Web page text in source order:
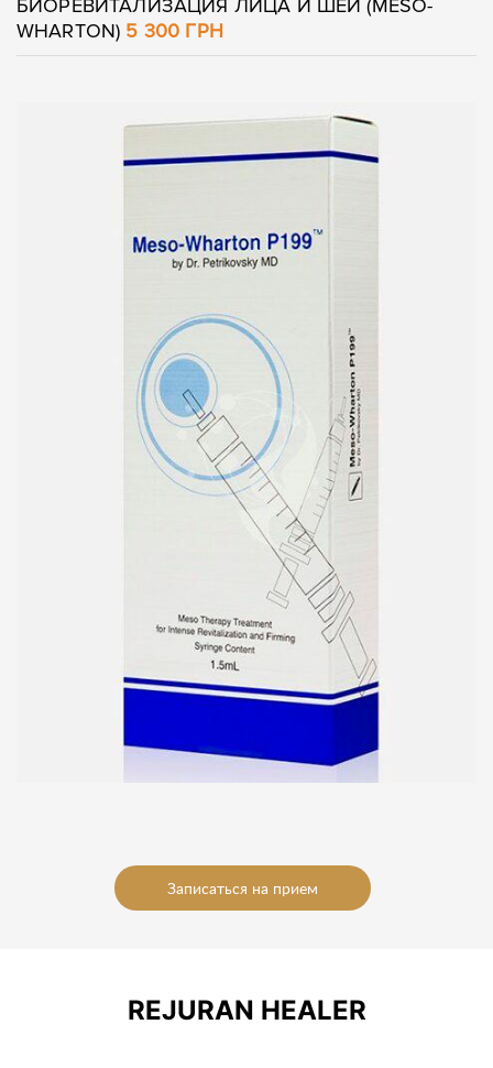
БИОРЕВИТАЛИЗАЦИЯ ЛИЦА И ШЕИ (MESO-
WHARTON) 5 300 ГРН
Записаться на прием
REJURAN HEALER
Ваше имя
Отправить
Отправить